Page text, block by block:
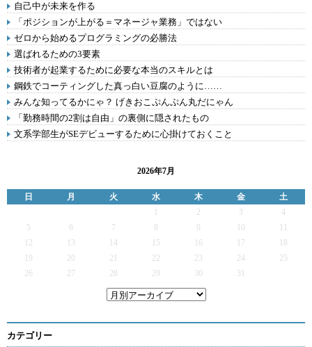
自己中が未来を作る
「ポジションが上がる＝マネージャ業務」ではない
ゼロから始めるプログラミングの必勝法
選ばれるための3要素
技術者が起業するために必要な本当のスキルとは
鋼鉄でコーティングした真っ白い豆腐のように……
みんな知ってるかにゃ？ げきおこぷんぷん丸だにゃん
「勤務時間の2割は自由」の裏側に隠されたもの
文系学部生がSEデビューするために心掛けておくこと
2026年7月
日 月 火 水 木 金
土
2 3
4
5
6 7 9
12
13 14 15 16 17
19
20 21 22 23 24
25
26
27 28 29 30 31
カテゴリー